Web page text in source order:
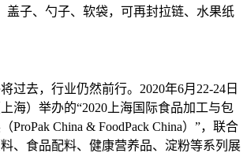
盖子、勺子、软袋，可再封拉链、水果纸
过去，行业仍然前行。2020年6月22-24日
海）举办的“2020上海国际食品加工与包
ProPak China & FoodPack China）”，联合
、食品配料、健康营养品、淀粉等系列展